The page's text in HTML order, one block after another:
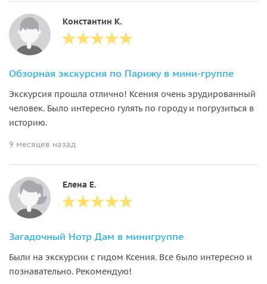
Константин К.
Обзорная экскурсия по Парижу в мини-группе
Экскурсия прошла отлично! Ксения очень эрудированный
человек. Было интересно гулять по городу и погрузиться в
историю.
9 месяцев назад
Елена Е.
Загадочный Нотр Дам в минигруппе
Были на экскурсии с гидом Ксения. Все было интересно и
познавательно. Рекомендую!